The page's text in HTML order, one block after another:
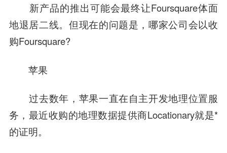
新产品的推出可能会最终让Foursquare体面
地退居二线。但现在的问题是，哪家公司会以收
购Foursquare?
苹果
过去数年，苹果一直在自主开发地理位置服
务 ，最近收购的地理数据提供商Locationary就是*
的证明。